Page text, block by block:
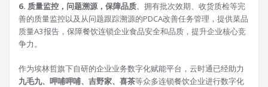
6. 质量监控，问题溯源，保障品质。拥有批次效期、收货质检等完
善的质量监控以及从问题跟踪溯源的PDCA改善任务管理，提供菜品
质量A3报告，保障餐饮连锁企业食品安全和品质，提升企业核心竞
争力。
作为埃林哲旗下自研的企业业务数字化赋能平台，云时通已经助力
九毛九、呷哺呷哺、吉野家、喜茶等众多连锁餐饮企业进行数字化